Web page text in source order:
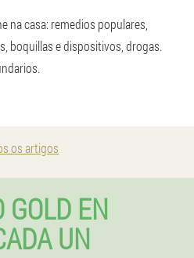
na casa: remedios populares,
boquillas e dispositivos, drogas.
os artigos
GOLD EN
UN